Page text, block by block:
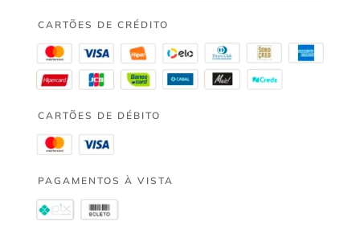
CARTÕES DE CRÉDITO
CARTÕES DE DÉBITO
PAGAMENTOS À VISTA